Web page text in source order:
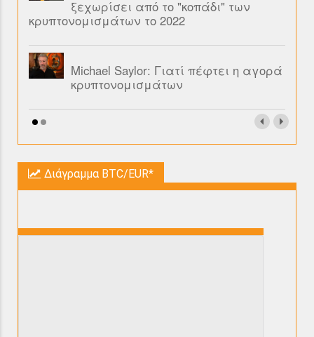
ξεχωρίσει από το "κοπάδι" των
κρυπτονομισμάτων το 2022
Michael Saylor: Γιατί πέφτει η αγορά
κρυπτονομισμάτων
Διάγραμμα BTC/EUR*